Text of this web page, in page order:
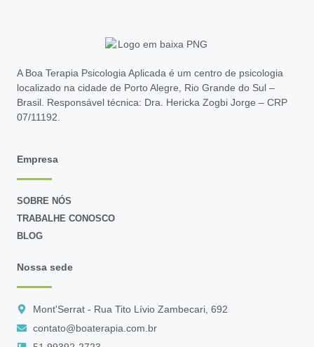
A Boa Terapia Psicologia Aplicada é um centro de psicologia
localizado na cidade de Porto Alegre, Rio Grande do Sul –
Brasil. Responsável técnica: Dra. Hericka Zogbi Jorge – CRP
07/11192.
Empresa
SOBRE NÓS
TRABALHE CONOSCO
BLOG
Nossa sede
Mont'Serrat - Rua Tito Lívio Zambecari, 692
contato@boaterapia.com.br